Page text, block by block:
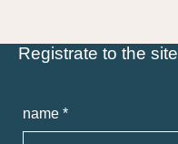
Registrate to the site
name *